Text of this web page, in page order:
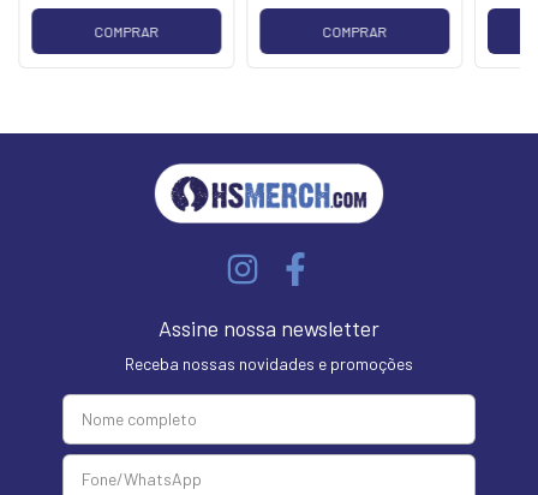
COMPRAR COMPRAR
Assine nossa newsletter
Receba nossas novidades e promoções